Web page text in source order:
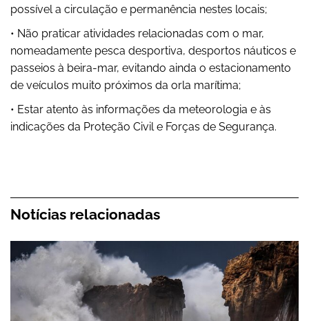
possível a circulação e permanência nestes locais;
• Não praticar atividades relacionadas com o mar,
nomeadamente pesca desportiva, desportos náuticos e
passeios à beira-mar, evitando ainda o estacionamento
de veículos muito próximos da orla marítima;
• Estar atento às informações da meteorologia e às
indicações da Proteção Civil e Forças de Segurança.
Notícias relacionadas
Aviso Laranja para o Distrito de Leiria devido a